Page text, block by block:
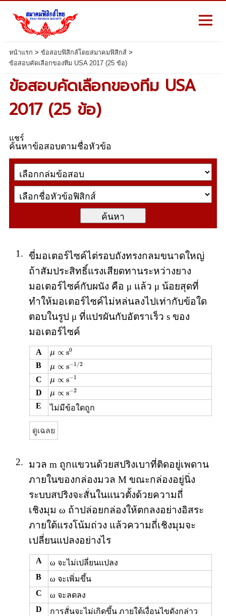
หน้าแรก > ข้อสอบฟิสิกส์โดยสมาคมฟิสิกส์ >
ข้อสอบคัดเลือกของทีม USA 2017 (25 ข้อ)
ข้อสอบคัดเลือกของทีม USA
2017 (25 ข้อ)
แชร์
ค้นหาข้อสอบตามชื่อหัวข้อ
1.
ขี่มอเตอร์ไซค์ไต่รอบถังทรงกลมขนาดใหญ่
ถ้าสัมประสิทธิ์แรงเสียดทานระหว่างยาง
มอเตอร์ไซค์กับผนัง คือ μ แล้ว μ น้อยสุดที่
ทำให้มอเตอร์ไซค์ไม่หล่นลงไปเท่ากับข้อใด
ตอบในรูป μ ที่แปรผันกับอัตราเร็ว s ของ
มอเตอร์ไซค์
A μ ∝ s0
μ∝s0
B μ ∝ s−1/2
μ∝s−1/2
C μ ∝ s−1
μ∝s−1
D μ ∝ s−2
μ∝s−2
E ไม่มีข้อใดถูก
ดูเฉลย
2.
มวล m ถูกแขวนด้วยสปริงเบาที่ติดอยู่เพดาน
ภายในของกล่องมวล M ขณะกล่องอยู่นิ่ง
ระบบสปริงจะสั่นในแนวตั้งด้วยความถี่
เชิงมุม ω ถ้าปล่อยกล่องให้ตกลงอย่างอิสระ
ภายใต้แรงโน้มถ่วง แล้วความถี่เชิงมุมจะ
เปลี่ยนแปลงอย่างไร
A
ω จะไม่เปลี่ยนแปลง
B
ω จะเพิ่มขึ้น
C
ω จะลดลง
D
การสั่นจะไม่เกิดขึ้น ภายใต้เงื่อนไขดังกล่าว